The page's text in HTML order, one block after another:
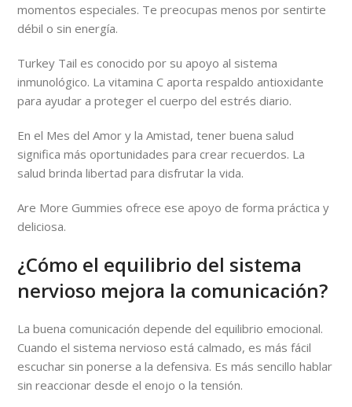
momentos especiales. Te preocupas menos por sentirte
débil o sin energía.
Turkey Tail es conocido por su apoyo al sistema
inmunológico. La vitamina C aporta respaldo antioxidante
para ayudar a proteger el cuerpo del estrés diario.
En el Mes del Amor y la Amistad, tener buena salud
significa más oportunidades para crear recuerdos. La
salud brinda libertad para disfrutar la vida.
Are More Gummies ofrece ese apoyo de forma práctica y
deliciosa.
¿Cómo el equilibrio del sistema
nervioso mejora la comunicación?
La buena comunicación depende del equilibrio emocional.
Cuando el sistema nervioso está calmado, es más fácil
escuchar sin ponerse a la defensiva. Es más sencillo hablar
sin reaccionar desde el enojo o la tensión.